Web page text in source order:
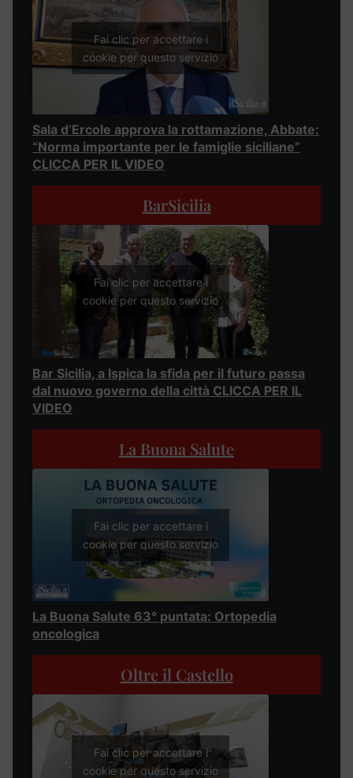
Fai clic per accettare i
cookie per questo servizio
Sala d’Ercole approva la rottamazione, Abbate:
“Norma importante per le famiglie siciliane”
CLICCA PER IL VIDEO
BarSicilia
Fai clic per accettare i
cookie per questo servizio
Bar Sicilia, a Ispica la sfida per il futuro passa
dal nuovo governo della città CLICCA PER IL
VIDEO
La Buona Salute
Fai clic per accettare i
cookie per questo servizio
La Buona Salute 63° puntata: Ortopedia
oncologica
Oltre il Castello
Fai clic per accettare i
cookie per questo servizio